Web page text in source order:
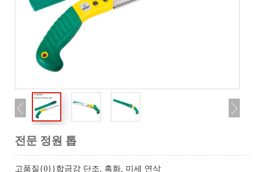
전문 정원 톱
고품질{0}}합금강 단조, 흑화, 미세 연삭